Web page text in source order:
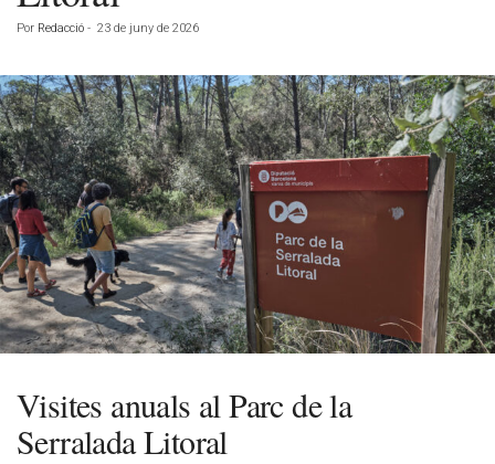
Por Redacció - 23 de juny de 2026
Visites anuals al Parc de la
Serralada Litoral